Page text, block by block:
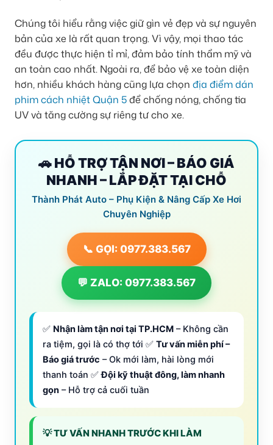
Chúng tôi hiểu rằng việc giữ gìn vẻ đẹp và sự nguyên
bản của xe là rất quan trọng. Vì vậy, mọi thao tác
đều được thực hiện tỉ mỉ, đảm bảo tính thẩm mỹ và
an toàn cao nhất. Ngoài ra, để bảo vệ xe toàn diện
hơn, nhiều khách hàng cũng lựa chọn địa điểm dán
phim cách nhiệt Quận 5để chống nóng, chống tia
UV và tăng cường sự riêng tư cho xe.
🚗 HỖ TRỢ TẬN NƠI – BÁO GIÁ
NHANH – LẮP ĐẶT TẠI CHỖ
Thành Phát Auto – Phụ Kiện & Nâng Cấp Xe Hơi
Chuyên Nghiệp
📞 GỌI: 0977.383.567
💬 ZALO: 0977.383.567
✅ Nhận làm tận nơi tại TP.HCM – Không cần
ra tiệm, gọi là có thợ tới ✅ Tư vấn miễn phí –
Báo giá trước – Ok mới làm, hài lòng mới
thanh toán ✅Đội kỹ thuật đông, làm nhanh
gọn – Hỗ trợ cả cuối tuần
💡 TƯ VẤN NHANH TRƯỚC KHI LÀM